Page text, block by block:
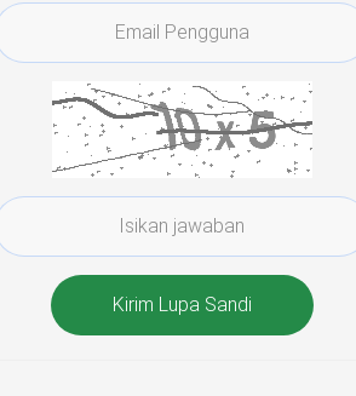
Kirim Lupa Sandi